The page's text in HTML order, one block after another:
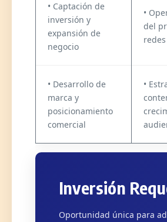
• Captación de
inversión y
expansión de
negocio
•
del
• Desarrollo de
marca y
posicionamiento
comercial
•
Inversión
Oportunidad única para